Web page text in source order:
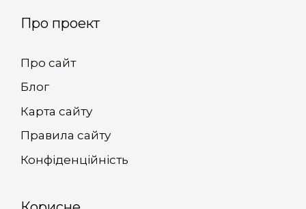
Про проект
Про сайт
Блог
Карта сайту
Правила сайту
Конфіденційність